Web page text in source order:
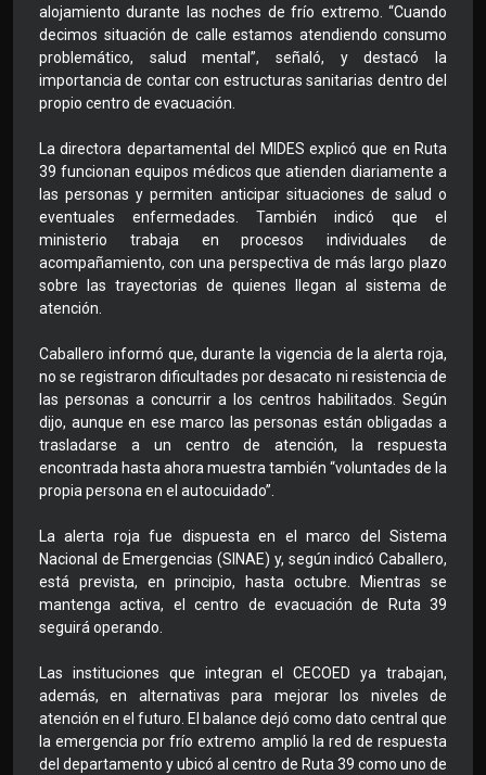
alojamiento durante las noches de frío extremo. “Cuando
decimos situación de calle estamos atendiendo consumo
problemático, salud mental”, señaló, y destacó la
importancia de contar con estructuras sanitarias dentro del
propio centro de evacuación.
La directora departamental del MIDES explicó que en Ruta
39 funcionan equipos médicos que atienden diariamente a
las personas y permiten anticipar situaciones de salud o
eventuales enfermedades. También indicó que el
ministerio trabaja en procesos individuales de
acompañamiento, con una perspectiva de más largo plazo
sobre las trayectorias de quienes llegan al sistema de
atención.
Caballero informó que, durante la vigencia de la alerta roja,
no se registraron dificultades por desacato ni resistencia de
las personas a concurrir a los centros habilitados. Según
dijo, aunque en ese marco las personas están obligadas a
trasladarse a un centro de atención, la respuesta
encontrada hasta ahora muestra también “voluntades de la
propia persona en el autocuidado”.
La alerta roja fue dispuesta en el marco del Sistema
Nacional de Emergencias (SINAE) y, según indicó Caballero,
está prevista, en principio, hasta octubre. Mientras se
mantenga activa, el centro de evacuación de Ruta 39
seguirá operando.
Las instituciones que integran el CECOED ya trabajan,
además, en alternativas para mejorar los niveles de
atención en el futuro. El balance dejó como dato central que
la emergencia por frío extremo amplió la red de respuesta
del departamento y ubicó al centro de Ruta 39 como uno de